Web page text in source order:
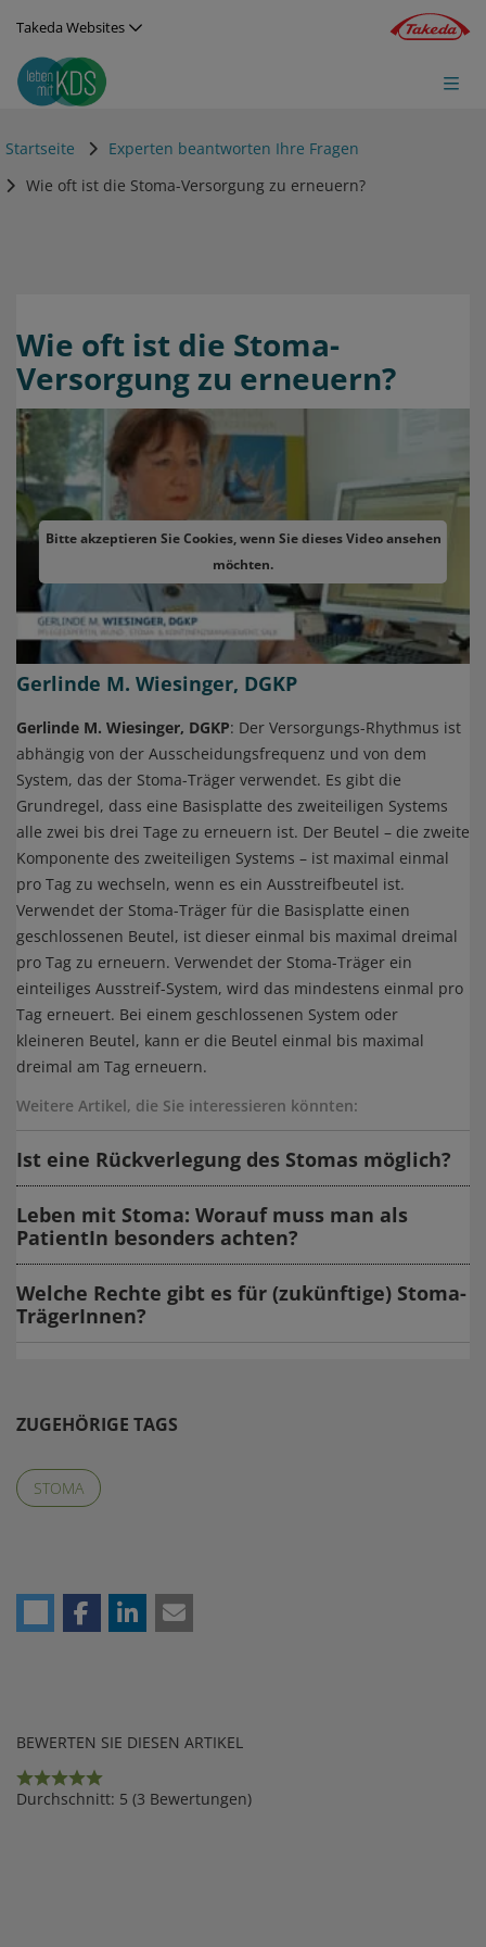
Takeda Websites
Startseite
Experten beantworten Ihre Fragen
Wie oft ist die Stoma-Versorgung zu erneuern?
Wie oft ist die Stoma-
Versorgung zu erneuern?
Video
Remote video URL
Bitte akzeptieren Sie Cookies, wenn Sie dieses Video ansehen
möchten.
Gerlinde M. Wiesinger, DGKP
Gerlinde M. Wiesinger, DGKP: Der Versorgungs-Rhythmus ist
abhängig von der Ausscheidungsfrequenz und von dem
System, das der Stoma-Träger verwendet. Es gibt die
Grundregel, dass eine Basisplatte des zweiteiligen Systems
alle zwei bis drei Tage zu erneuern ist. Der Beutel – die zweite
Komponente des zweiteiligen Systems – ist maximal einmal
pro Tag zu wechseln, wenn es ein Ausstreifbeutel ist.
Verwendet der Stoma-Träger für die Basisplatte einen
geschlossenen Beutel, ist dieser einmal bis maximal dreimal
pro Tag zu erneuern. Verwendet der Stoma-Träger ein
einteiliges Ausstreif-System, wird das mindestens einmal pro
Tag erneuert. Bei einem geschlossenen System oder
kleineren Beutel, kann er die Beutel einmal bis maximal
dreimal am Tag erneuern.
Weitere Artikel, die Sie interessieren könnten:
Ist eine Rückverlegung des Stomas möglich?
Leben mit Stoma: Worauf muss man als
PatientIn besonders achten?
Welche Rechte gibt es für (zukünftige) Stoma-
TrägerInnen?
ZUGEHÖRIGE TAGS
STOMA
BEWERTEN SIE DIESEN ARTIKEL
Rating
Durchschnitt: 5 (3 Bewertungen)